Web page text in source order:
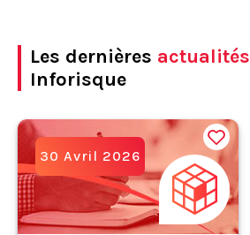
Les dernières actualités
Inforisque
30 Avril 2026